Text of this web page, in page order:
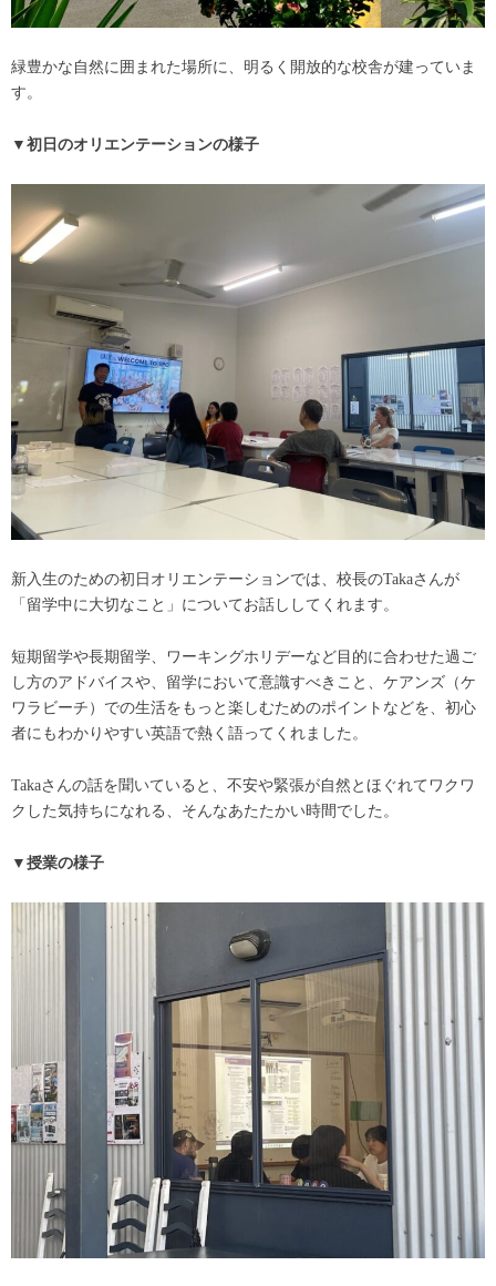
緑豊かな自然に囲まれた場所に、明るく開放的な校舎が建っていま
す。
▼初日のオリエンテーションの様子
新入生のための初日オリエンテーションでは、校長のTakaさんが
「留学中に大切なこと」についてお話ししてくれます。
短期留学や長期留学、ワーキングホリデーなど目的に合わせた過ご
し方のアドバイスや、留学において意識すべきこと、ケアンズ（ケ
ワラビーチ）での生活をもっと楽しむためのポイントなどを、初心
者にもわかりやすい英語で熱く語ってくれました。
Takaさんの話を聞いていると、不安や緊張が自然とほぐれてワクワ
クした気持ちになれる、そんなあたたかい時間でした。
▼授業の様子